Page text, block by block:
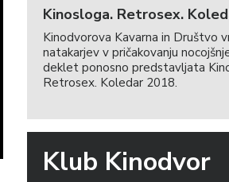
Kinosloga. Retrosex.
Kinodvorova Kavarna in Društvo
natakarjev v pričakovanju
deklet ponosno predstavljata
Retrosex. Koledar 2018.
Klub Kinodvor